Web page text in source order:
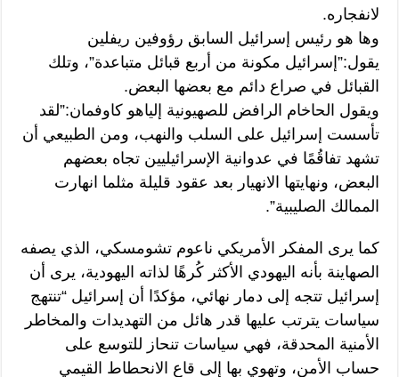
لانفجاره.
وها هو رئيس إسرائيل السابق رؤوفين ريفلين
يقول:”إسرائيل مكونة من أربع قبائل متباعدة”، وتلك
القبائل في صراع دائم مع بعضها البعض.
ويقول الحاخام الرافض للصهيونية إلياهو كاوفمان:”لقد
تأسست إسرائيل على السلب والنهب، ومن الطبيعي أن
تشهد تفاقُمًا في عدوانية الإسرائيليين تجاه بعضهم
البعض، ونهايتها الانهيار بعد عقود قليلة مثلما انهارت
الممالك الصليبية”.
كما يرى المفكر الأمريكي ناعوم تشومسكي، الذي يصفه
الصهاينة بأنه اليهودي الأكثر كُرهًا لذاته اليهودية، يرى أن
إسرائيل تتجه إلى دمار نهائي، مؤكدًا أن إسرائيل “تنتهج
سياسات يترتب عليها قدر هائل من التهديدات والمخاطر
الأمنية المحدقة، فهي سياسات تنحاز للتوسع على
حساب الأمن، وتهوي بها إلى قاع الانحطاط القيمي